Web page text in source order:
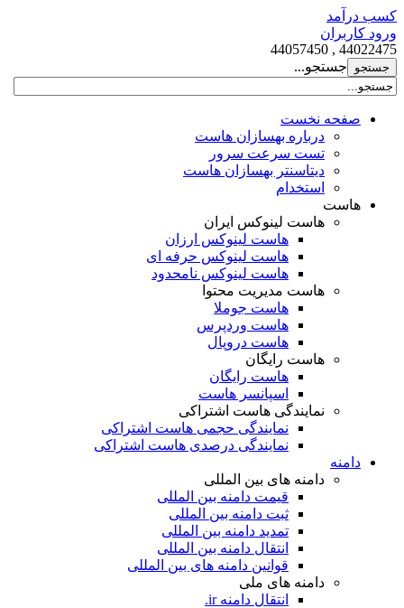
کسب درآمد
ورود کاربران
44022475 , 44057450
جستجو...
صفحه نخست
درباره بهسازان هاست
تست سرعت سرور
دیتاسنتر بهسازان هاست
استخدام
هاست
هاست لینوکس ایران
هاست لینوکس ارزان
هاست لینوکس حرفه ای
هاست لینوکس نامحدود
هاست مدیریت محتوا
هاست جوملا
هاست وردپرس
هاست دروپال
هاست رایگان
هاست رایگان
اسپانسر هاست
نمایندگی هاست اشتراکی
نمایندگی حجمی هاست اشتراکی
نمایندگی درصدی هاست اشتراکی
دامنه
دامنه های بین المللی
قیمت دامنه بین المللی
ثبت دامنه بین المللی
تمدید دامنه بین المللی
انتقال دامنه بین المللی
قوانین دامنه های بین المللی
دامنه های ملی
انتقال دامنه ir.